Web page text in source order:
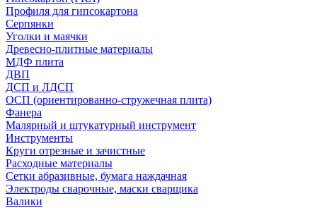
Профиля для гипсокартона
Серпянки
Уголки и маячки
Древесно-плитные материалы
МДФ плита
ДВП
ДСП и ЛДСП
ОСП (ориентированно-стружечная плита)
Фанера
Малярный и штукатурный инструмент
Инструменты
Круги отрезные и зачистные
Расходные материалы
Сетки абразивные, бумага наждачная
Электроды сварочные, маски сварщика
Валики